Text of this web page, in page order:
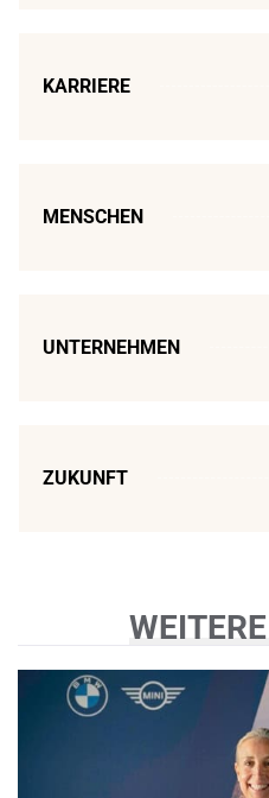
KARRIERE
MENSCHEN
UNTERNEHMEN
ZUKUNFT
WEITERE